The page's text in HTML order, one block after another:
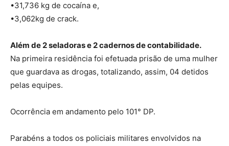
•31,736 kg de cocaína e,
•3,062kg de crack.
Além de 2 seladoras e 2 cadernos de contabilidade.
Na primeira residência foi efetuada prisão de uma mulher
que guardava as drogas, totalizando, assim, 04 detidos
pelas equipes.
Ocorrência em andamento pelo 101° DP.
Parabéns a todos os policiais militares envolvidos na